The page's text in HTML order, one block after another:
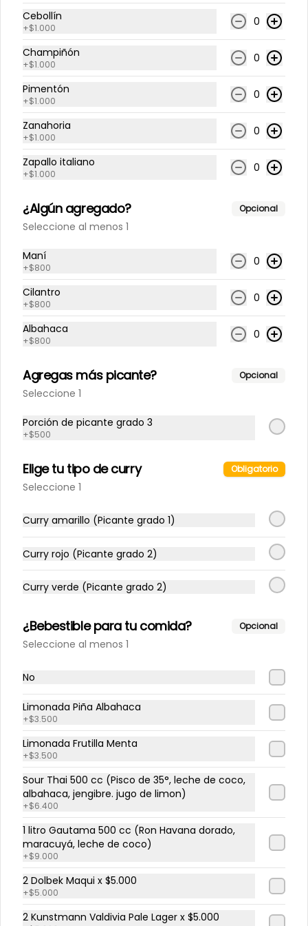
Limonada Albahaca
jengibre
500 cc
$3.800
Limonada Menta jengibre
500 cc
$3.800
Limonada Piña albahaca
500 cc
Limonada Tradicional
500 cc
$3.500
Limonada coco
500 cc
Limonada frutilla menta
$4.300
Eventos
-9%
Cena clandestina 🤫
Una noche.
Una cultura.
Una experiencia irrepetible.
Presenta la primera edición de
nuestras Cenas Clandestinas: una
experiencia gastronómica
plato busca conectar tradición,
$50.000
Cebollín
+$1.000 0
Champiñón
+$1.000 0
Pimentón
+$1.000 0
Zanahoria
+$1.000 0
Zapallo italiano
+$1.000 0
¿Algún agregado? Opcional
Seleccione al menos 1
Maní
+$800 0
Cilantro
+$800 0
Albahaca
+$800 0
Agregas más picante? Opcional
Seleccione 1
Porción de picante grado 3
+$500
Elige tu tipo de curry Obligatorio
Seleccione 1
Curry amarillo (Picante grado 1)
Curry rojo (Picante grado 2)
Curry verde (Picante grado 2)
¿Bebestible para tu comida? Opcional
Seleccione al menos 1
No
Limonada Piña Albahaca
+$3.500
Limonada Frutilla Menta
+$3.500
Sour Thai 500 cc (Pisco de 35°, leche de coco,
albahaca, jengibre. jugo de limon)
+$6.400
1 litro Gautama 500 cc (Ron Havana dorado,
maracuyá, leche de coco)
+$9.000
2 Dolbek Maqui x $5.000
+$5.000
2 Kunstmann Valdivia Pale Lager x $5.000